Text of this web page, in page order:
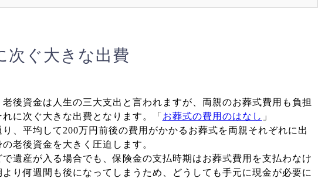
次ぐ大きな出費
後資金は人生の三大支出と言われますが、両親のお葬式費用も負担
に次ぐ大きな出費となります。「 お葬式の費用のはなし 」
、平均して200万円前後の費用がかかるお葬式を両親それぞれに出
老後資金を大きく圧迫します。
遺産が入る場合でも、保険金の支払時期はお葬式費用を支払わなけ
り何週間も後になってしまうため、どうしても手元に現金が必要に